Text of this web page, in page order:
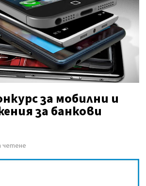
за мобилни и
за банкови
четене